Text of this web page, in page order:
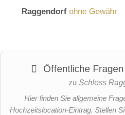
Raggendorf ohne Gewähr
Öffentliche
zu Schloss
Hier finden Sie allgemeine
Hochzeitslocation-Eintrag. Stellen